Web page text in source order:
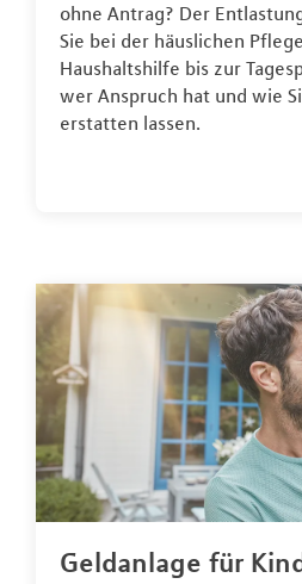
ohne Antrag? Der
Sie bei der häuslichen
Haushaltshilfe bis zur
wer Anspruch hat und wie
erstatten lassen.
Geldanlage für